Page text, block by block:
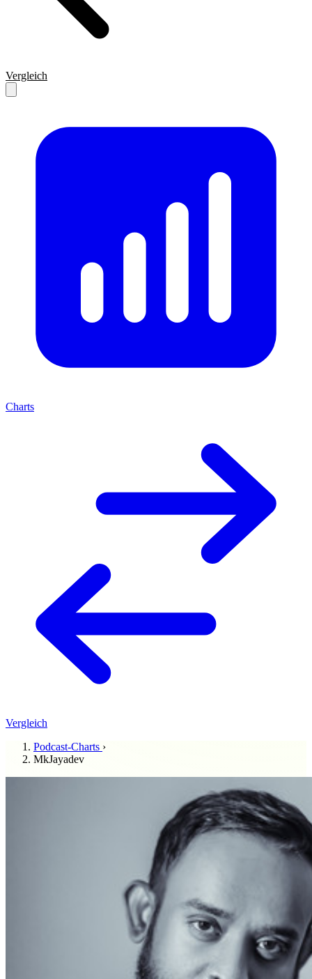
Vergleich
Charts
Vergleich
Podcast-Charts ›
MkJayadev